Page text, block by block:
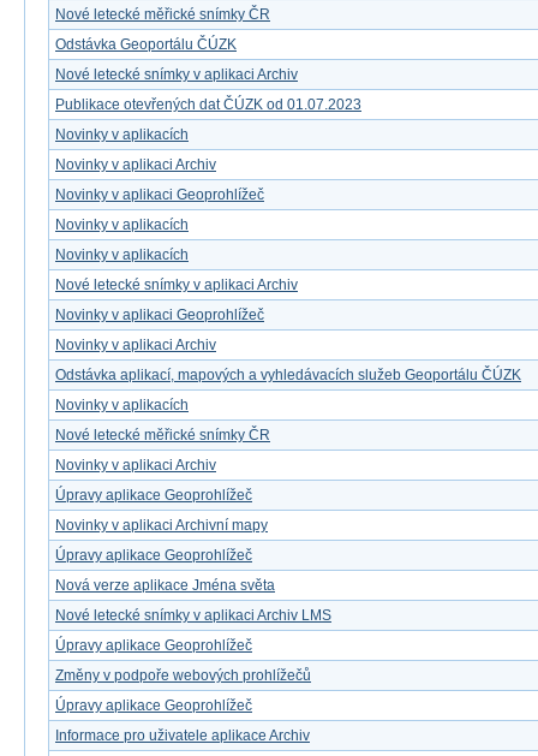
Nové letecké měřické snímky ČR
Odstávka Geoportálu ČÚZK
Nové letecké snímky v aplikaci Archiv
Publikace otevřených dat ČÚZK od 01.07.2023
Novinky v aplikacích
Novinky v aplikaci Archiv
Novinky v aplikaci Geoprohlížeč
Novinky v aplikacích
Novinky v aplikacích
Nové letecké snímky v aplikaci Archiv
Novinky v aplikaci Geoprohlížeč
Novinky v aplikaci Archiv
Odstávka aplikací, mapových a vyhledávacích služeb Geoportálu ČÚZK
Novinky v aplikacích
Nové letecké měřické snímky ČR
Novinky v aplikaci Archiv
Úpravy aplikace Geoprohlížeč
Novinky v aplikaci Archivní mapy
Úpravy aplikace Geoprohlížeč
Nová verze aplikace Jména světa
Nové letecké snímky v aplikaci Archiv LMS
Úpravy aplikace Geoprohlížeč
Změny v podpoře webových prohlížečů
Úpravy aplikace Geoprohlížeč
Informace pro uživatele aplikace Archiv